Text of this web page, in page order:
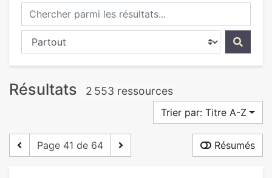
Chercher parmi les résultats...
Chercher dans...
Résultats 2 553 ressources
Trier par: Titre A-Z
Page 41 de 64 Résumés